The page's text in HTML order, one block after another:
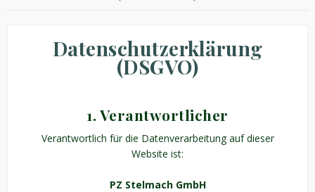
Datenschutzerklärung
(DSGVO)
1. Verantwortlicher
Verantwortlich für die Datenverarbeitung auf dieser
Website ist:
PZ Stelmach GmbH